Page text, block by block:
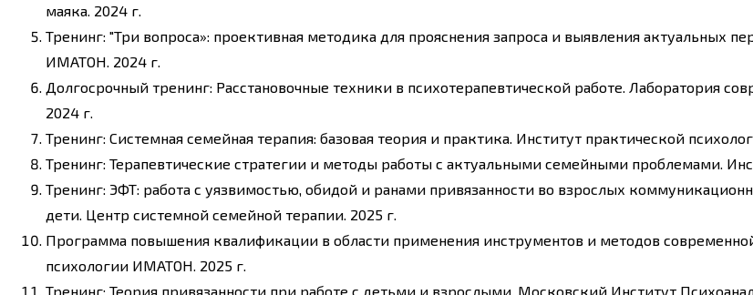
маяка. 2024 г.
Тренинг: "Три вопроса»: проективная методика для прояснения запроса и выявления актуальных
ИМАТОН. 2024 г.
Долгосрочный тренинг: Расстановочные техники в психотерапевтической работе. Лаборатория
2024 г.
Тренинг: Системная семейная терапия: базовая теория и практика. Институт практической
Тренинг: Терапевтические стратегии и методы работы с актуальными семейными проблемами.
Тренинг: ЭФТ: работа с уязвимостью, обидой и ранами привязанности во взрослых
дети. Центр системной семейной терапии. 2025 г.
Программа повышения квалификации в области применения инструментов и методов
психологии ИМАТОН. 2025 г.
Тренинг: Теория привязанности при работе с детьми и взрослыми. Московский Институт